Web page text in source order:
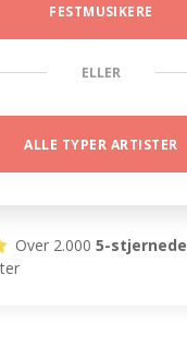
FESTMUSIKERE
ELLER
ALLE TYPER ARTISTER
Over 2.0005-stjernede